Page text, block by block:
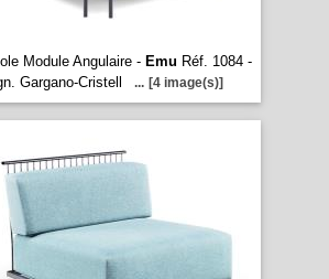
Module Angulaire - Emu Réf. 1084 -
Gargano-Cristell
... [4 image(s)]